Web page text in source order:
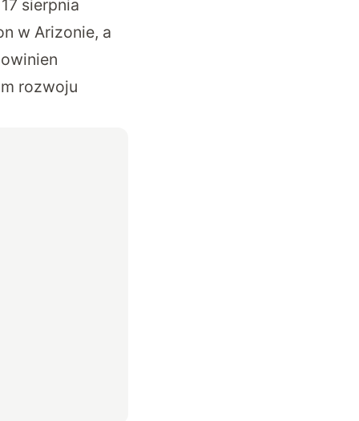
sierpnia
w Arizonie, a
rozwoju